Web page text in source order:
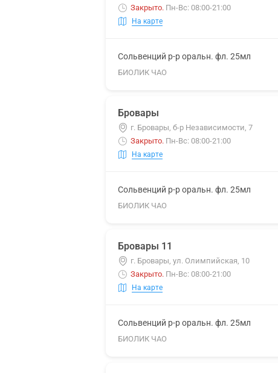
Закрыто. Пн-Вс: 08:00-21:00
На карте
Сольвенций р-р оральн. фл. 25мл
БИОЛИК ЧАО
Бровары
г. Бровары, б-р Независимости, 7
Закрыто. Пн-Вс: 08:00-21:00
На карте
Сольвенций р-р оральн. фл. 25мл
БИОЛИК ЧАО
Бровары 11
г. Бровары, ул. Олимпийская, 10
Закрыто. Пн-Вс: 08:00-21:00
На карте
Сольвенций р-р оральн. фл. 25мл
БИОЛИК ЧАО